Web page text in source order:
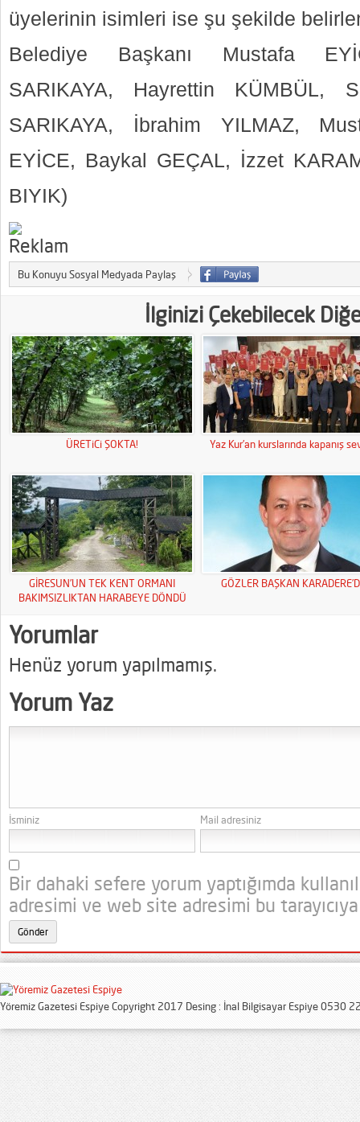
üyelerinin isimleri ise şu şekilde
Belediye Başkanı Mustafa
SARIKAYA, Hayrettin KÜMBÜL,
SARIKAYA, İbrahim YILMAZ,
EYİCE, Baykal GEÇAL, İzzet
BIYIK)
Bu Konuyu Sosyal Medyada Paylaş
İlginizi Çekebilecek
ÜRETiCi ŞOKTA! Yaz Kur’an kurslarında kapanış
GİRESUN’UN TEK KENT ORMANI
BAKIMSIZLIKTAN HARABEYE DÖNDÜ
GÖZLER BAŞKAN
Yorumlar
Henüz yorum yapılmamış.
Yorum Yaz
İsminiz Mail adresiniz
Bir dahaki sefere yorum yaptığımda
adresimi ve web site adresimi bu
Yöremiz Gazetesi Espiye Copyright 2017 Desing : İnal Bilgisayar Espiye 0530